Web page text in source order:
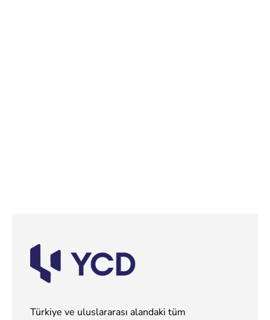
Türkiye ve uluslararası alandaki tüm